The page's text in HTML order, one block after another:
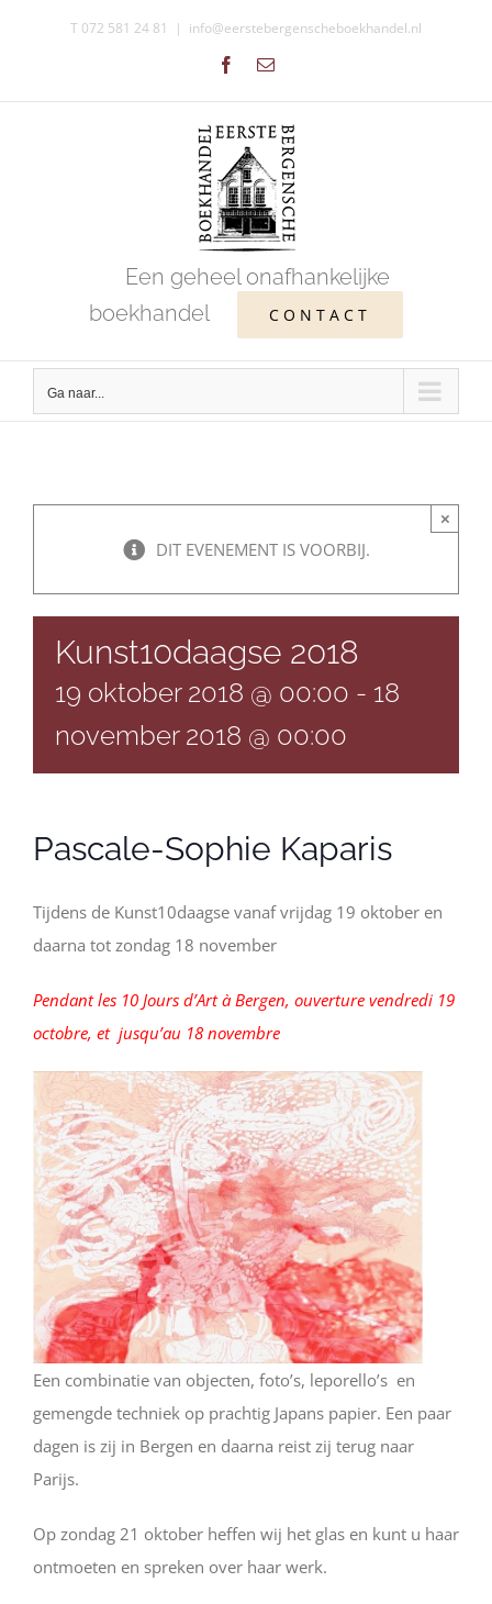
T 072 581 24 81 | info@eerstebergenscheboekhandel.nl
Facebook
E-
Een geheel onafhankelijke
boekhandel
CONTACT
Ga naar...
DIT EVENEMENT IS VOORBIJ.
×
Kunst10daagse 2018
19 oktober 2018 @ 00:00 - 18
november 2018 @ 00:00
Pascale-Sophie Kaparis
Tijdens de Kunst10daagse vanaf vrijdag 19 oktober en
daarna tot zondag 18 november
Pendant les 10 Jours d’Art à Bergen, ouverture vendredi 19
octobre, et jusqu’au 18 novembre
Een combinatie van objecten, foto’s, leporello’s en
gemengde techniek op prachtig Japans papier. Een paar
dagen is zij in Bergen en daarna reist zij terug naar
Parijs.
Op zondag 21 oktober heffen wij het glas en kunt u haar
ontmoeten en spreken over haar werk.